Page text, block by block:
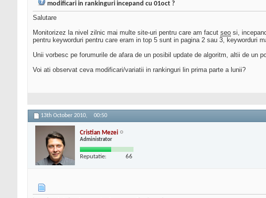
modificari in rankinguri incepand cu 01oct ?
Salutare
Monitorizez la nivel zilnic mai multe site-uri pentru care am facut seo si,
pentru keyworduri pentru care eram in top 5 sunt in pagina 2 sau 3, keyworduri
Unii vorbesc pe forumurile de afara de un posibil update de algoritm, altii de un
Voi ati observat ceva modificari/variatii in rankinguri lin prima parte a lunii?
13th October 2010, 00:50
Cristian Mezei
Administrator
Reputatie: 66